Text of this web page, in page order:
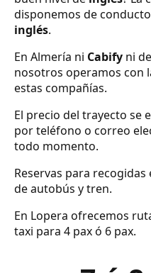
disponemos de
inglés.
En Almería ni Cabify ni de
nosotros operamos con
estas compañías.
El precio del trayecto se
por teléfono o correo
todo momento.
Reservas para
de autobús y tren.
En Lopera ofrecemos
taxi para 4 pax ó 6 pax.